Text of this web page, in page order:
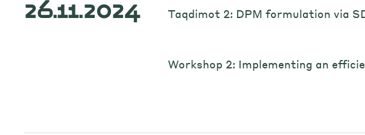
26.11.2024 Taqdimot 2: DPM formulation via
Workshop 2: Implementing an